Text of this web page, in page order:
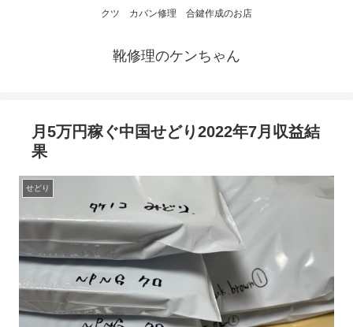
クツ カバン修理 合鍵作成のお店
靴修理のケンちゃん
月5万円稼ぐ中国せどり2022年7月収益結
果
せどり